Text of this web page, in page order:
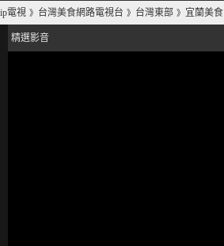
ip電視 》 台灣美食網路電視台 》 台灣東部 》 宜蘭美食
精選影音